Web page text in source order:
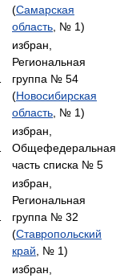
(Самарская
область , № 1)
избран,
Региональная
группа № 54
(Новосибирская
область , № 1)
избран,
Общефедеральная
часть списка № 5
избран,
Региональная
группа № 32
(Ставропольский
край , № 1)
избран,